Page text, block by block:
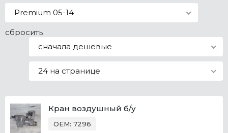
Premium 05-14
сбросить
сначала дешевые
24 на странице
Кран воздушный б/у
OEM: 7296